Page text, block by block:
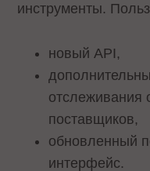
инструменты.
новый API,
отслеживания
поставщиков,
обновленный
интерфейс.